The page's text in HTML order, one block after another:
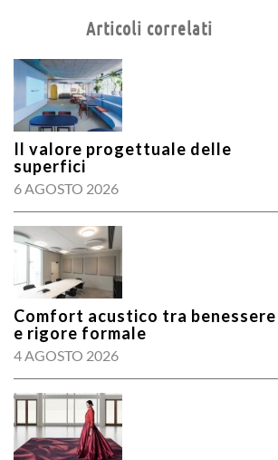
Articoli correlati
Il valore progettuale delle
superfici
6 AGOSTO 2026
Comfort acustico tra benessere
e rigore formale
4 AGOSTO 2026